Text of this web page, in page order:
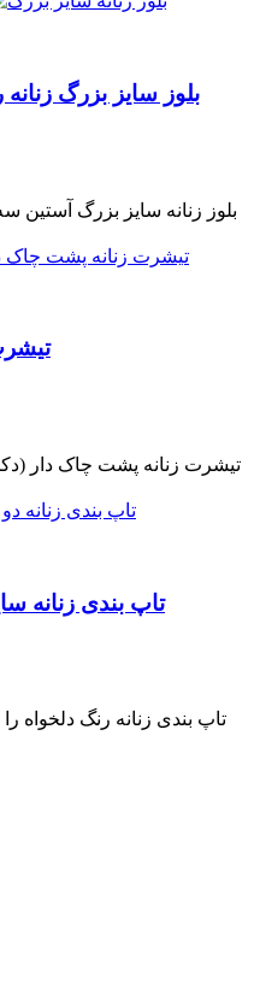
بلوز سایز بزرگ زنانه
بلوز زنانه سایز بزرگ آستین
تیشرت
تیشرت زنانه پشت چاک دار
تاپ بندی زنانه سایز 36 تا 42 رنگ سفید
تاپ بندی زنانه رنگ دلخواه